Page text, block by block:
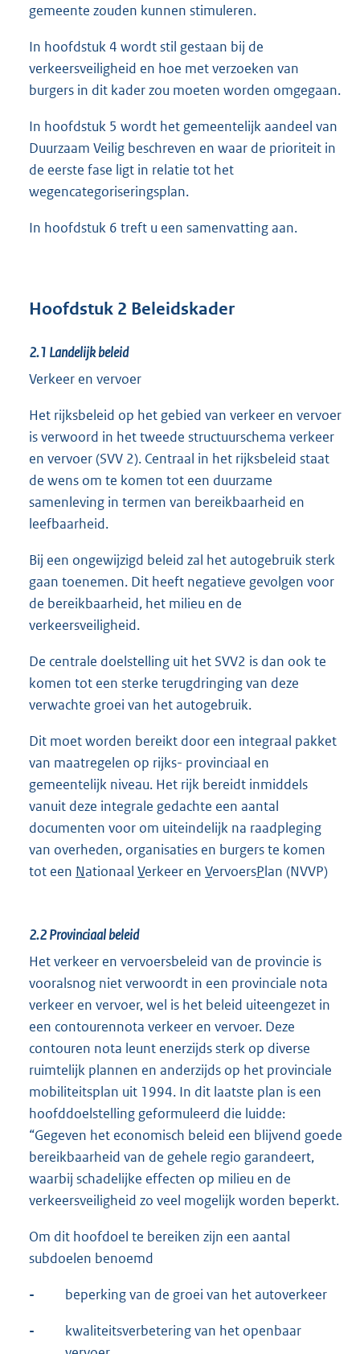
gemeente zouden kunnen stimuleren.
In hoofdstuk 4 wordt stil gestaan bij de
verkeersveiligheid en hoe met verzoeken van
burgers in dit kader zou moeten worden omgegaan.
In hoofdstuk 5 wordt het gemeentelijk aandeel van
Duurzaam Veilig beschreven en waar de prioriteit in
de eerste fase ligt in relatie tot het
wegencategoriseringsplan.
In hoofdstuk 6 treft u een samenvatting aan.
Hoofdstuk 2 Beleidskader
2.1 Landelijk beleid
Verkeer en vervoer
Het rijksbeleid op het gebied van verkeer en vervoer
is verwoord in het tweede structuurschema verkeer
en vervoer (SVV 2). Centraal in het rijksbeleid staat
de wens om te komen tot een duurzame
samenleving in termen van bereikbaarheid en
leefbaarheid.
Bij een ongewijzigd beleid zal het autogebruik sterk
gaan toenemen. Dit heeft negatieve gevolgen voor
de bereikbaarheid, het milieu en de
verkeersveiligheid.
De centrale doelstelling uit het SVV2 is dan ook te
komen tot een sterke terugdringing van deze
verwachte groei van het autogebruik.
Dit moet worden bereikt door een integraal pakket
van maatregelen op rijks- provinciaal en
gemeentelijk niveau. Het rijk bereidt inmiddels
vanuit deze integrale gedachte een aantal
documenten voor om uiteindelijk na raadpleging
van overheden, organisaties en burgers te komen
tot een Nationaal Verkeer en VervoersPlan (NVVP)
2.2 Provinciaal beleid
Het verkeer en vervoersbeleid van de provincie is
vooralsnog niet verwoordt in een provinciale nota
verkeer en vervoer, wel is het beleid uiteengezet in
een contourennota verkeer en vervoer. Deze
contouren nota leunt enerzijds sterk op diverse
ruimtelijk plannen en anderzijds op het provinciale
mobiliteitsplan uit 1994. In dit laatste plan is een
hoofddoelstelling geformuleerd die luidde:
“Gegeven het economisch beleid een blijvend goede
bereikbaarheid van de gehele regio garandeert,
waarbij schadelijke effecten op milieu en de
verkeersveiligheid zo veel mogelijk worden beperkt.
Om dit hoofdoel te bereiken zijn een aantal
subdoelen benoemd
- beperking van de groei van het autoverkeer
-
kwaliteitsverbetering van het openbaar